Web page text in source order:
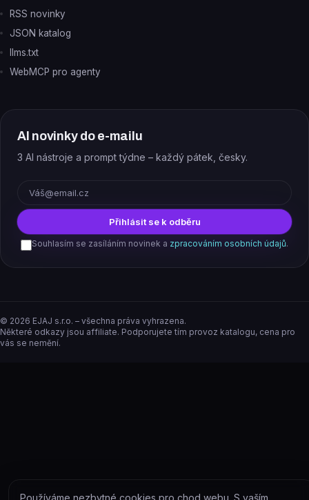
RSS novinky
JSON katalog
llms.txt
WebMCP pro agenty
AI novinky do e-mailu
3 AI nástroje a prompt týdne – každý pátek, česky.
Přihlásit se k odběru
Souhlasím se zasíláním novinek a zpracováním osobních údajů.
© 2026 EJAJ s.r.o. – všechna práva vyhrazena.
Některé odkazy jsou affiliate. Podporujete tím provoz katalogu, cena pro
vás se nemění.
Používáme nezbytné cookies pro chod webu. S vaším